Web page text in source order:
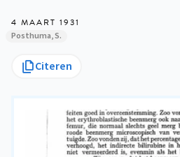
4 MAART 1931
Posthuma, S.
Citeren